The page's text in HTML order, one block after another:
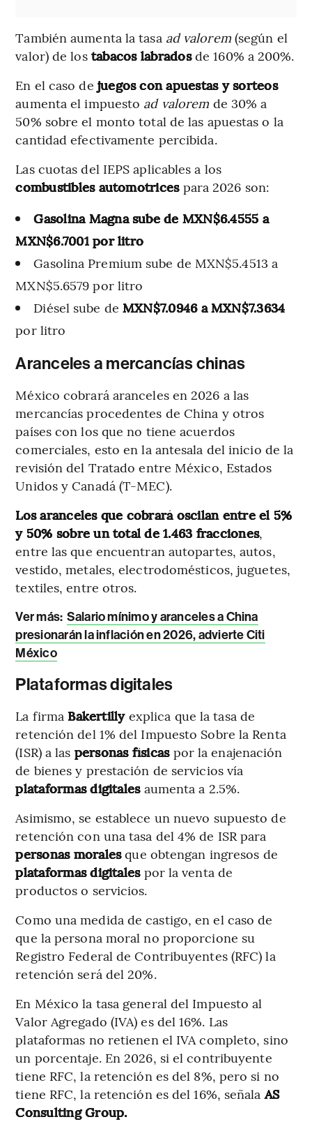
También aumenta la tasa ad valorem(según el
valor) de lostabacos labradosde 160% a 200%.
En el caso de juegos con apuestas y sorteos
aumenta el impuesto ad valorem de 30% a
50% sobre el monto total de las apuestas o la
cantidad efectivamente percibida.
Las cuotas del IEPS aplicables a los
combustibles automotrices para 2026 son:
Gasolina Magna sube de MXN$6.4555 a
MXN$6.7001 por litro
Gasolina Premium sube de MXN$5.4513 a
MXN$5.6579 por litro
Diésel sube de MXN$7.0946 a MXN$7.3634
por litro
Aranceles a mercancías chinas
México cobrará aranceles en 2026 a las
mercancías procedentes de China y otros
países con los que no tiene acuerdos
comerciales, esto en la antesala del inicio de la
revisión del Tratado entre México, Estados
Unidos y Canadá (T-MEC).
Los aranceles que cobrará oscilan entre el 5%
y 50% sobre un total de 1.463 fracciones,
entre las que encuentran autopartes, autos,
vestido, metales, electrodomésticos, juguetes,
textiles, entre otros.
Ver más: Salario mínimo y aranceles a China
presionarán la inflación en 2026, advierte Citi
México
Plataformas digitales
La firma Bakertillyexplica que la tasa de
retención del 1% del Impuesto Sobre la Renta
(ISR) a las personas físicas por la enajenación
de bienes y prestación de servicios vía
plataformas digitalesaumenta a 2.5%.
Asimismo, se establece un nuevo supuesto de
retención con una tasa del 4% de ISR para
personas moralesque obtengan ingresos de
plataformas digitalespor la venta de
productos o servicios.
Como una medida de castigo, en el caso de
que la persona moral no proporcione su
Registro Federal de Contribuyentes (RFC) la
retención será del 20%.
En México la tasa general del Impuesto al
Valor Agregado (IVA) es del 16%. Las
plataformas no retienen el IVA completo, sino
un porcentaje. En 2026, si el contribuyente
tiene RFC, la retención es del 8%, pero si no
tiene RFC, la retención es del 16%, señalaAS
Consulting Group.